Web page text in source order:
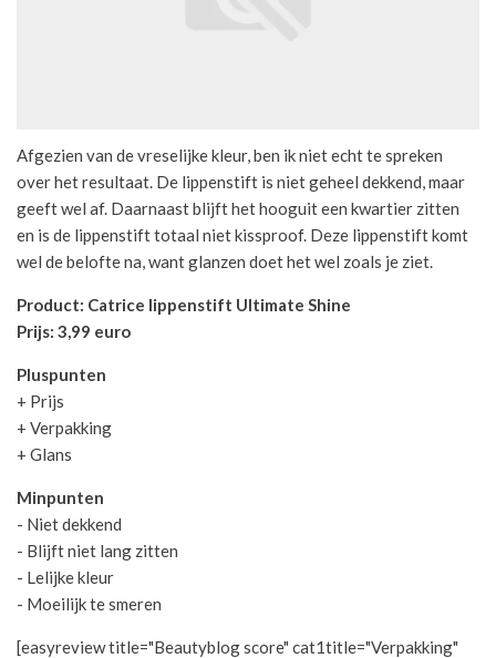
Afgezien van de vreselijke kleur, ben ik niet echt te spreken
over het resultaat. De lippenstift is niet geheel dekkend, maar
geeft wel af. Daarnaast blijft het hooguit een kwartier zitten
en is de lippenstift totaal niet kissproof. Deze lippenstift komt
wel de belofte na, want glanzen doet het wel zoals je ziet.
Product: Catrice lippenstift Ultimate Shine
Prijs: 3,99 euro
Pluspunten
+ Prijs
+ Verpakking
+ Glans
Minpunten
- Niet dekkend
- Blijft niet lang zitten
- Lelijke kleur
- Moeilijk te smeren
[easyreview title="Beautyblog score" cat1title="Verpakking"